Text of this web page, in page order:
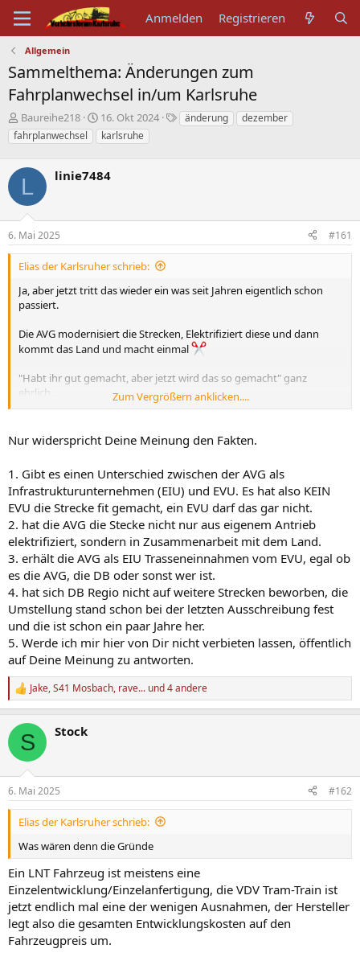
Anmelden Registrieren
Allgemein
Sammelthema: Änderungen zum
Fahrplanwechsel in/um Karlsruhe
E
r
s
l
e
r
Baureihe218
E
r
s
e
t
m
16. Okt 2024
S
o
t
änderung
dezember
fahrplanwechsel
karlsruhe
L linie7484
6. Mai 2025 #161
Elias der Karlsruher schrieb:
Ja, aber jetzt tritt das wieder ein was seit Jahren eigentlich schon
passiert.
Die AVG modernisiert die Strecken, Elektrifiziert diese und dann
kommt das Land und macht einmal
"Habt ihr gut gemacht, aber jetzt wird das so gemacht" ganz
ehrlich.
dem EVU's zustehen ohne widerrede. Es ist so aktuell in Ordnung
wie es ist. Besser geht es im Murgtal aktuell nicht. Aber ich würde
Steilstrecke weiter auf Gäubahn genommen wird. Und da ist es
irrelevant was für Kapazitäten es sind. Zwischen Forbach und
Freudenstadt sind die Stadtbahnen meines Erachtens nach nicht
wirklich voll. Da wir dort den RE40 mittlerweile haben.
Und DB Regio wird über die Jahre immer unzuverlässiger, deshalb
sollten sie erstmal an der Zuverlässigkeit und den Personalsorgen
arbeiten anstatt sich auf jede Strecke zu bewerben obwohl das
Personal wahrscheinlich nicht reichen wird.
Und das Land macht mittlerweile eh nurnoch was es will.
Ich wäre wenn dafür dass die S8 stündlich bis Forbach und 2
Stündlich bis Freudenstadt fährt. Das wäre der Kompromiss den ich
als Unternehmen noch eingehen würde.
(Es ist meine eigene Meinung dazu, wen es stört soll mich bitte
privat anschreiben)
Zum Vergrößern anklicken....
Nur widerspricht Deine Meinung den Fakten.
1. Gibt es einen Unterschied zwischen der AVG als
Infrastrukturunternehmen (EIU) und EVU. Es hat also KEIN
EVU die Strecke fit gemacht, ein EVU darf das gar nicht.
2. hat die AVG die Stecke nicht nur aus eigenem Antrieb
elektrifiziert, sondern in Zusammenarbeit mit dem Land.
3. erhält die AVG als EIU Trasseneinnahmen vom EVU, egal ob
es die AVG, die DB oder sonst wer ist.
4. hat sich DB Regio nicht auf weitere Strecken beworben, die
Umstellung stand schon bei der letzten Ausschreibung fest
und die ist schon ein paar Jahre her.
5. Werde ich mir hier von Dir nicht verbieten lassen, öffentlich
auf Deine Meinung zu antworten.
R
e
k
i
e
n
Jake,S41 Mosbach, rave... und 4 andere
S Stock
6. Mai 2025 #162
Elias der Karlsruher schrieb:
Was wären denn die Gründe
Ein LNT Fahrzeug ist meistens eine
Einzelentwicklung/Einzelanfertigung, die VDV Tram-Train ist
jetzt endlich mal eine der wenigen Ausnahmen, der Hersteller
legt also die gesamten Entwicklungskosten auf den
Fahrzeugpreis um.